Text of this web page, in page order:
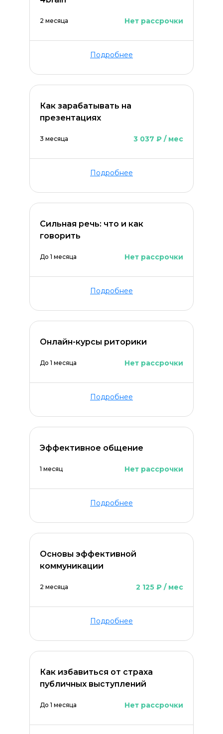
2 месяца Нет рассрочки
Подробнее
Как зарабатывать на
презентациях
3 месяца 3 037 ₽ / мес
Подробнее
Сильная речь: что и как
говорить
До 1 месяца Нет рассрочки
Подробнее
Онлайн-курсы риторики
До 1 месяца Нет рассрочки
Подробнее
Эффективное общение
1 месяц Нет рассрочки
Подробнее
Основы эффективной
коммуникации
2 месяца 2 125 ₽ / мес
Подробнее
Как избавиться от страха
публичных выступлений
До 1 месяца Нет рассрочки
ОСТАВИТЬ КОММЕНТАРИЙ